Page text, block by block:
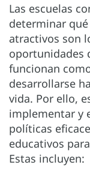
Las escuelas
determinar
atractivos son
oportunidades
funcionan
desarrollarse
vida. Por ello,
implementar y
políticas
educativos
Estas incluyen: